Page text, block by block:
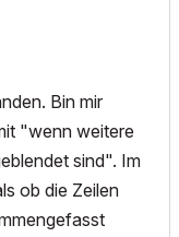
Bin mir
"wenn weitere
sind". Im
ob die Zeilen